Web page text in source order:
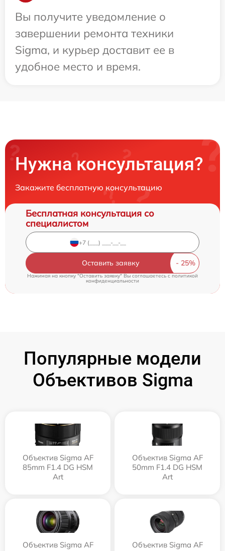
Вы получите уведомление о
завершении ремонта техники
Sigma, и курьер доставит ее в
удобное место и время.
Нужна консультация?
Закажите бесплатную консультацию
Бесплатная консультация со
специалистом
Оставить заявку
Нажимая на кнопку "Оставить заявку" Вы соглашаетесь c политикой
конфиденциальности
Популярные модели
Объективов Sigma
Объектив Sigma AF
85mm F1.4 DG HSM
Art
Объектив Sigma AF
50mm F1.4 DG HSM
Art
Объектив Sigma AF
Объектив Sigma AF